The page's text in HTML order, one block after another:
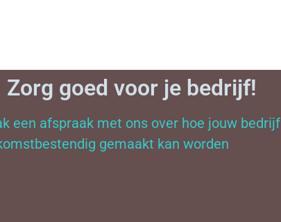
Zorg goed voor je bedrijf!
een afspraak met ons over hoe jouw bedrijf
gemaakt kan worden